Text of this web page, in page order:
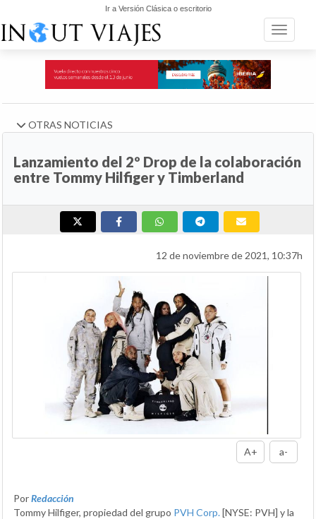
Ir a Versión Clásica o escritorio
Toggle
OTRAS NOTICIAS
Lanzamiento del 2º Drop de la colaboración
entre Tommy Hilfiger y Timberland
12 de noviembre de 2021, 10:37h
A+ a-
PorRedacción
Tommy Hilfiger, propiedad del grupo PVH Corp.[NYSE: PVH] y la